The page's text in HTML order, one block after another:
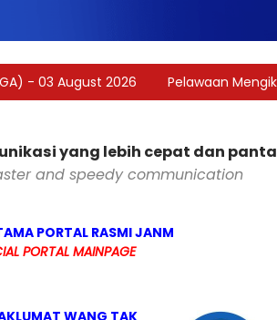
- 03 August 2026 Pelawaan
yang lebih cepat dan
and speedy communication
PORTAL RASMI JANM
PORTAL MAINPAGE
WANG TAK